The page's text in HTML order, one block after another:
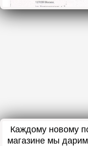
Каждому новому
магазине мы